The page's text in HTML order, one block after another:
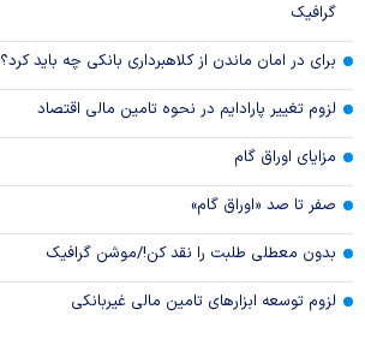
گرافیک
برای در امان ماندن از کلاهبرداری بانکی چه باید کرد؟
لزوم تغییر پارادایم در نحوه تامین مالی اقتصاد
مزایای اوراق گام
صفر تا صد «اوراق گام»
بدون معطلی طلبت را نقد کن!/موشن گرافیک
لزوم توسعه ابزارهای تامین مالی غیربانکی